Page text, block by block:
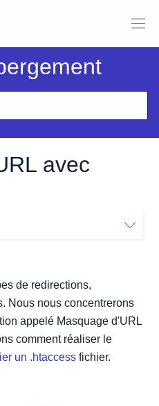
avec
de masque d'URL?
de redirections,
Nous nous concentrerons
appelé Masquage d'URL
comment réaliser le
un .htaccess fichier.